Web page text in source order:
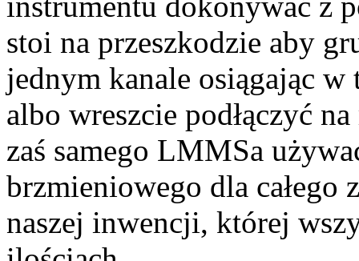
stoi na przeszkodzie aby
jednym kanale osiągając
albo wreszcie podłączyć
zaś samego LMMSa
brzmieniowego dla całego
naszej inwencji, której